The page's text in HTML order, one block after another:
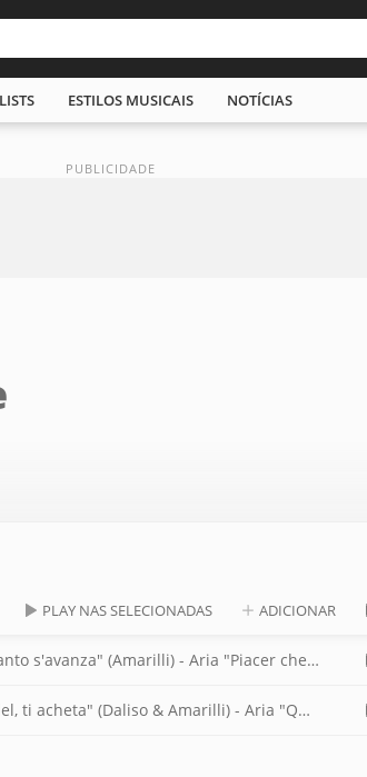
ESTILOS MUSICAIS NOTÍCIAS
PLAY NAS SELECIONADAS ADICIONAR
(Amarilli) - Aria "Piacer che non si dona" (Amari
(Daliso & Amarilli) - Aria "Quel nocchiero ch